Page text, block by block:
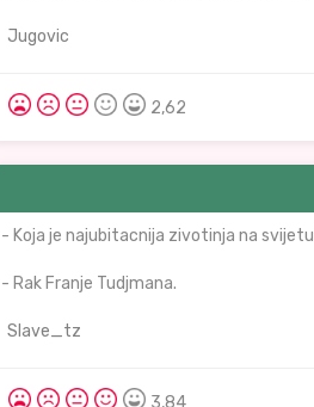
Jugovic
2,62
- Koja je najubitacnija zivotinja na
- Rak Franje Tudjmana.
Slave_tz
3,84